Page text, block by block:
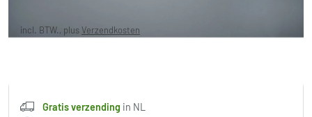
incl. BTW., plusVerzendkosten
Gratis verzending in NL